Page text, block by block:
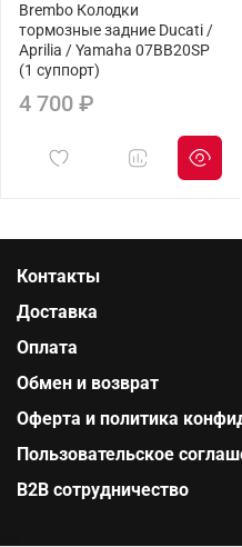
Brembo Колодки
тормозные задние Ducati /
Aprilia / Yamaha 07BB20SP
(1 суппорт)
4 700 ₽
Контакты
Доставка
Оплата
Обмен и возврат
Оферта и политика
Пользовательское
B2B сотрудничество